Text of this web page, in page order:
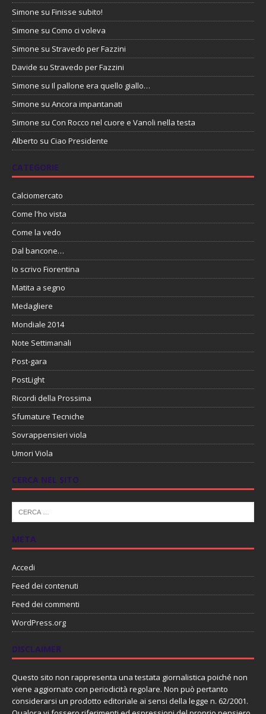
Simone su Finisse subito!
Simone su Como ci voleva
Simone su Stravedo per Fazzini
Davide su Stravedo per Fazzini
Simone su Il pallone era quello giallo…
Simone su Ancora impantanati
Simone su Con Rocco nel cuore e Vanoli nella testa
Alberto su Ciao Presidente
CATEGORIE
Calciomercato
Come l'ho vista
Come la vedo
Dal bancone…
Io scrivo Fiorentina
Matita a segno
Medagliere
Mondiale 2014
Note Settimanali
Post-gara
PostLight
Ricordi della Prossima
Sfumature Tecniche
Sovrappensieri viola
Umori Viola
CERCA NEL SITO
META
Accedi
Feed dei contenuti
Feed dei commenti
WordPress.org
DISCLAIMER
Questo sito non rappresenta una testata giornalistica poiché non
viene aggiornato con periodicità regolare. Non può pertanto
considerarsi un prodotto editoriale ai sensi della legge n. 62/2001.